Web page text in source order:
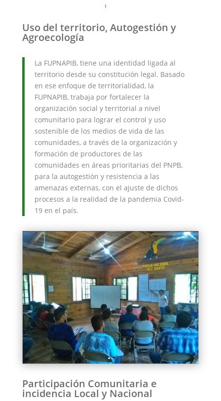
Uso del territorio, Autogestión y
Agroecología
La FUPNAPIB, tiene una identidad ligada al
territorio desde su constitución legal. Basado
en ese enfoque de territorialidad, la
FUPNAPIB, trabaja por fortalecer la
organización social y territorial a nivel
comunitario para lograr el control y uso
sostenible de los medios de vida de las
comunidades, a través de la organización y
formación de productores de las
comunidades en áreas prioritarias del PNPB,
para la autogestión y resistencia a las
amenazas externas, con el ajuste de dichos
procesos a la realidad de la pandemia Covid-
19 en el país.
Participación Comunitaria e
incidencia Local y Nacional